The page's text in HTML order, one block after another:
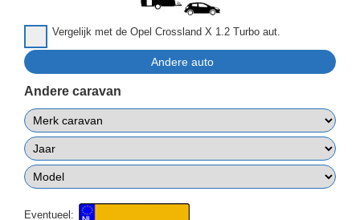
Vergelijk met de Opel Crossland X 1.2 Turbo aut.
Andere caravan
Eventueel: